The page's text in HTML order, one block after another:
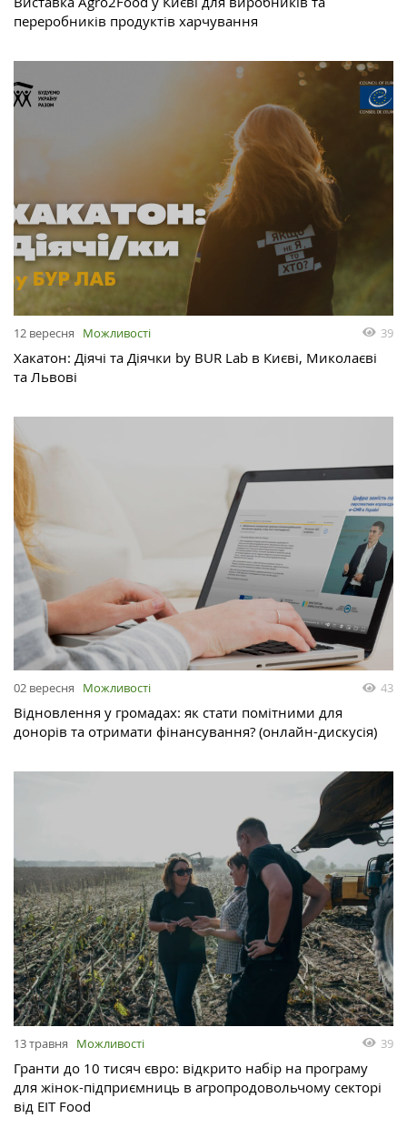
переробників продуктів харчування
12 вересня Можливості 39
Хакатон: Діячі та Діячки by BUR Lab в Києві, Миколаєві
та Львові
02 вересня Можливості 43
Відновлення у громадах: як стати помітними для
донорів та отримати фінансування? (онлайн-дискусія)
13 травня Можливості 39
Гранти до 10 тисяч євро: відкрито набір на програму
для жінок-підприємниць в агропродовольчому секторі
від EIT Food